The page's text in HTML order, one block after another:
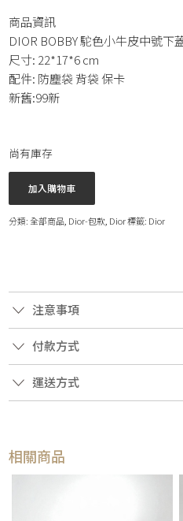
商品資訊
DIOR BOBBY 駝色小牛皮中號下
尺寸: 22*17*6 cm
配件: 防塵袋 背袋 保卡
新舊:99新
尚有庫存
加入購物車
分類:全部商品 Dior-包款 Dior標籤: Dior
注意事項
付款方式
運送方式
相關商品